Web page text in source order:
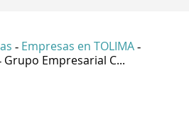
- Empresas en TOLIMA -
Grupo Empresarial C...